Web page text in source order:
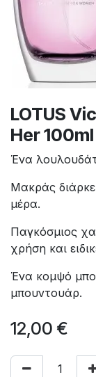
LOTUS
Her 100ml
Ένα
Μακράς
μέρα.
Παγκόσμιος
χρήση και
Ένα κομψό
μπουντουάρ.
12,00 €